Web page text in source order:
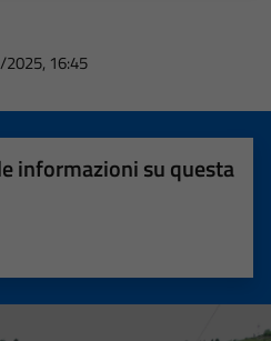
16:45
informazioni su questa
su 5
su 5